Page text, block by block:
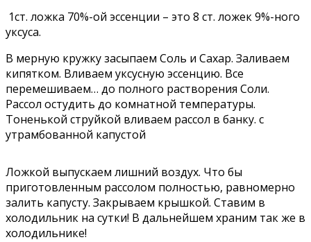
1ст. ложка 70%-ой эссенции – это 8 ст. ложек 9%-ного
уксуса.
В мерную кружку засыпаем Соль и Сахар. Заливаем
кипятком. Вливаем уксусную эссенцию. Все
перемешиваем… до полного растворения Соли.
Рассол остудить до комнатной температуры.
Тоненькой струйкой вливаем рассол в банку. с
утрамбованной капустой
Ложкой выпускаем лишний воздух. Что бы
приготовленным рассолом полностью, равномерно
залить капусту. Закрываем крышкой. Ставим в
холодильник на сутки! В дальнейшем храним так же в
холодильнике!